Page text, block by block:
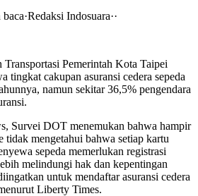
baca·Redaksi Indosuara··
Pemerintah Kota Taipei
tingkat cakupan asuransi cedera sepeda
namun sekitar 36,5% pengendara
Survei DOT menemukan bahwa hampir
tidak mengetahui bahwa setiap kartu
sepeda memerlukan registrasi
melindungi hak dan kepentingan
untuk mendaftar asuransi cedera
Liberty Times.